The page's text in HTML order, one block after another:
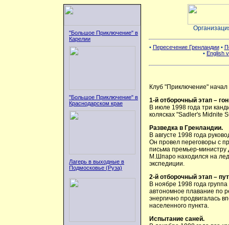
"Большое Приключение" в
Карелии
"Большое Приключение" в
Краснодарском крае
Лагерь в выходные в
Подмосковье (Руза)
• Пересечение Гренландии•
• English
Клуб "Приключение"
1-й отборочный этап –
В июле 1998 года три
колясках "Sadler's Midnite
Разведка в Гренландии.
В августе 1998 года
Он провел переговоры с
письма премьер-
М.Шпаро находился на
экспедиции.
2-й отборочный этап –
В ноябре 1998 года
автономное плавание по
энергично продвигалась
населенного пункта.
Испытание саней.